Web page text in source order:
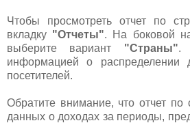
Чтобы просмотреть отчет по
вкладку "Отчеты". На боковой
выберите вариант "Страны".
информацией о распределении
посетителей.
Обратите внимание, что отчет по
данных о доходах за периоды,